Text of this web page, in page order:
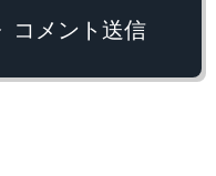
コメント送信